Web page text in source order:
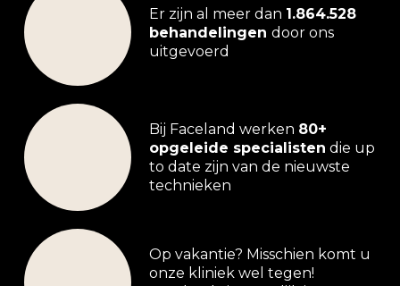
Er zijn al meer dan 1.864.528
behandelingen door ons
uitgevoerd
Bij Faceland werken 80+
opgeleide specialisten die up
to date zijn van de nieuwste
technieken
Op vakantie? Misschien komt u
onze kliniek wel tegen!